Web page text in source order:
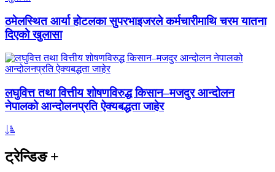
ठमेलस्थित आर्या होटलका सुपरभाइजरले कर्मचारीमाथि चरम यातना
दिएको खुलासा
लघुवित्त तथा वित्तीय शोषणविरुद्ध किसान–मजदुर आन्दोलन
नेपालको आन्दोलनप्रति ऐक्यबद्धता जाहेर
ट्रेन्डिङ+